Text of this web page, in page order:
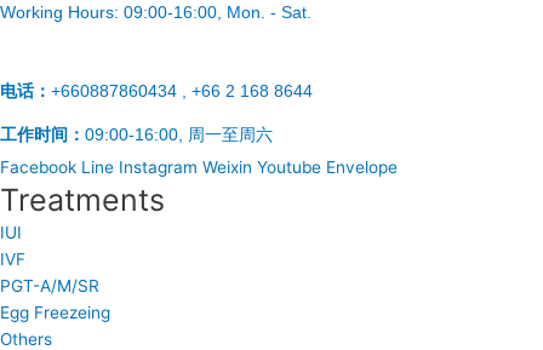
Working Hours: 09:00-16:00 , Mon. - Sat.
电话： +660887860434 , +66 2 168 8644
工作时间： 09:00-16:00, 周一至周六
Facebook Line Instagram Weixin Youtube Envelope
Treatments
IUI
IVF
PGT-A/M/SR
Egg Freezeing
Others